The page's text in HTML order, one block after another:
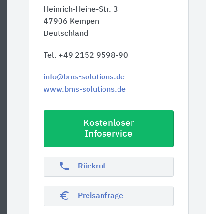
Heinrich-Heine-Str. 3
47906 Kempen
Deutschland
Tel. +49 2152 9598-90
info@bms-solutions.de
www.bms-solutions.de
Kostenloser
Infoservice
phone Rückruf
euro_symbol Preisanfrage